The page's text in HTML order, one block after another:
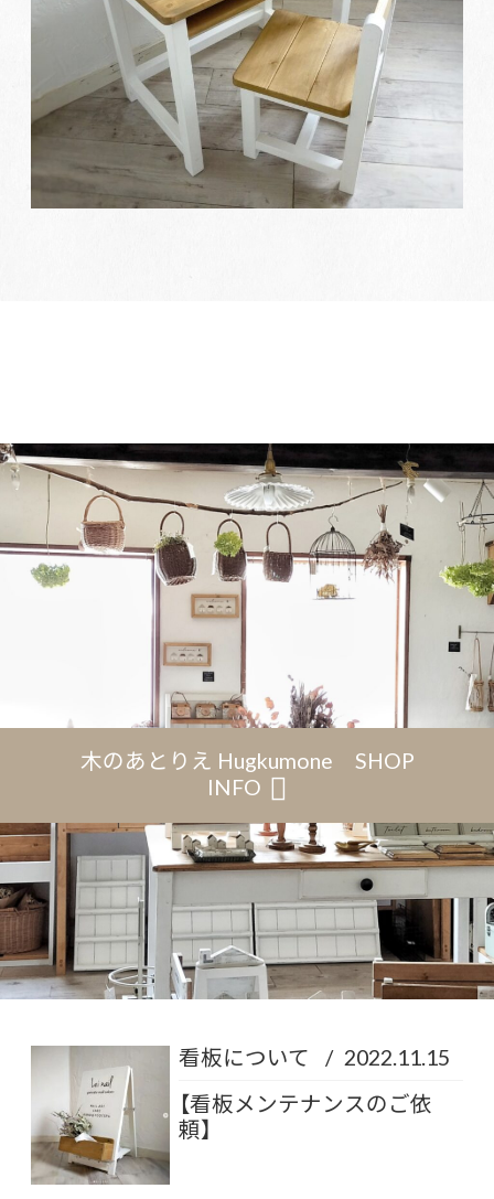
木のあとりえ Hugkumone SHOP
INFO
看板について / 2022.11.15
【看板メンテナンスのご依
頼】